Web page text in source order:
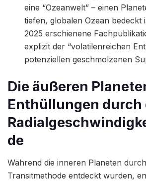
eine “Ozeanwelt” – einen
tiefen, globalen Ozean bedeckt
2025 erschienene
explizit der “volatilenreichen
potenziellen geschmolzenen
Die äußeren
Enthüllungen durch
de
Während die inneren Planeten
Transitmethode entdeckt wurden,